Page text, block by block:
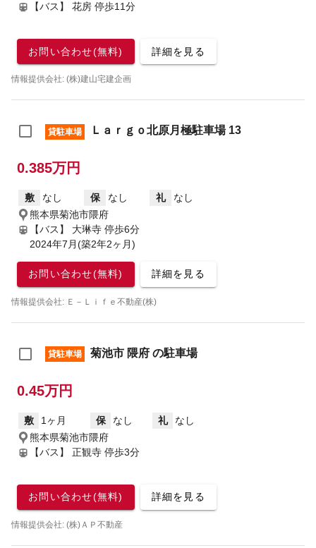
【バス】 花房 停歩11分
お問い合わせ(無料) 詳細を見る
情報提供会社: (株)建山宅建企画
貸駐車場 Ｌａｒｇｏ北原月極駐車場 13
0.385万円
敷 なし 保 なし 礼
なし
熊本県菊池市隈府
【バス】 大琳寺 停歩6分
2024年7月(築2年2ヶ月)
お問い合わせ(無料) 詳細を見る
情報提供会社: Ｅ－Ｌｉｆｅ不動産(株)
貸駐車場 菊池市 隈府 の駐車場
0.45万円
敷 1ヶ月 保 なし 礼
なし
熊本県菊池市隈府
【バス】 正観寺 停歩3分
お問い合わせ(無料) 詳細を見る
情報提供会社: (株)ＡＰ不動産